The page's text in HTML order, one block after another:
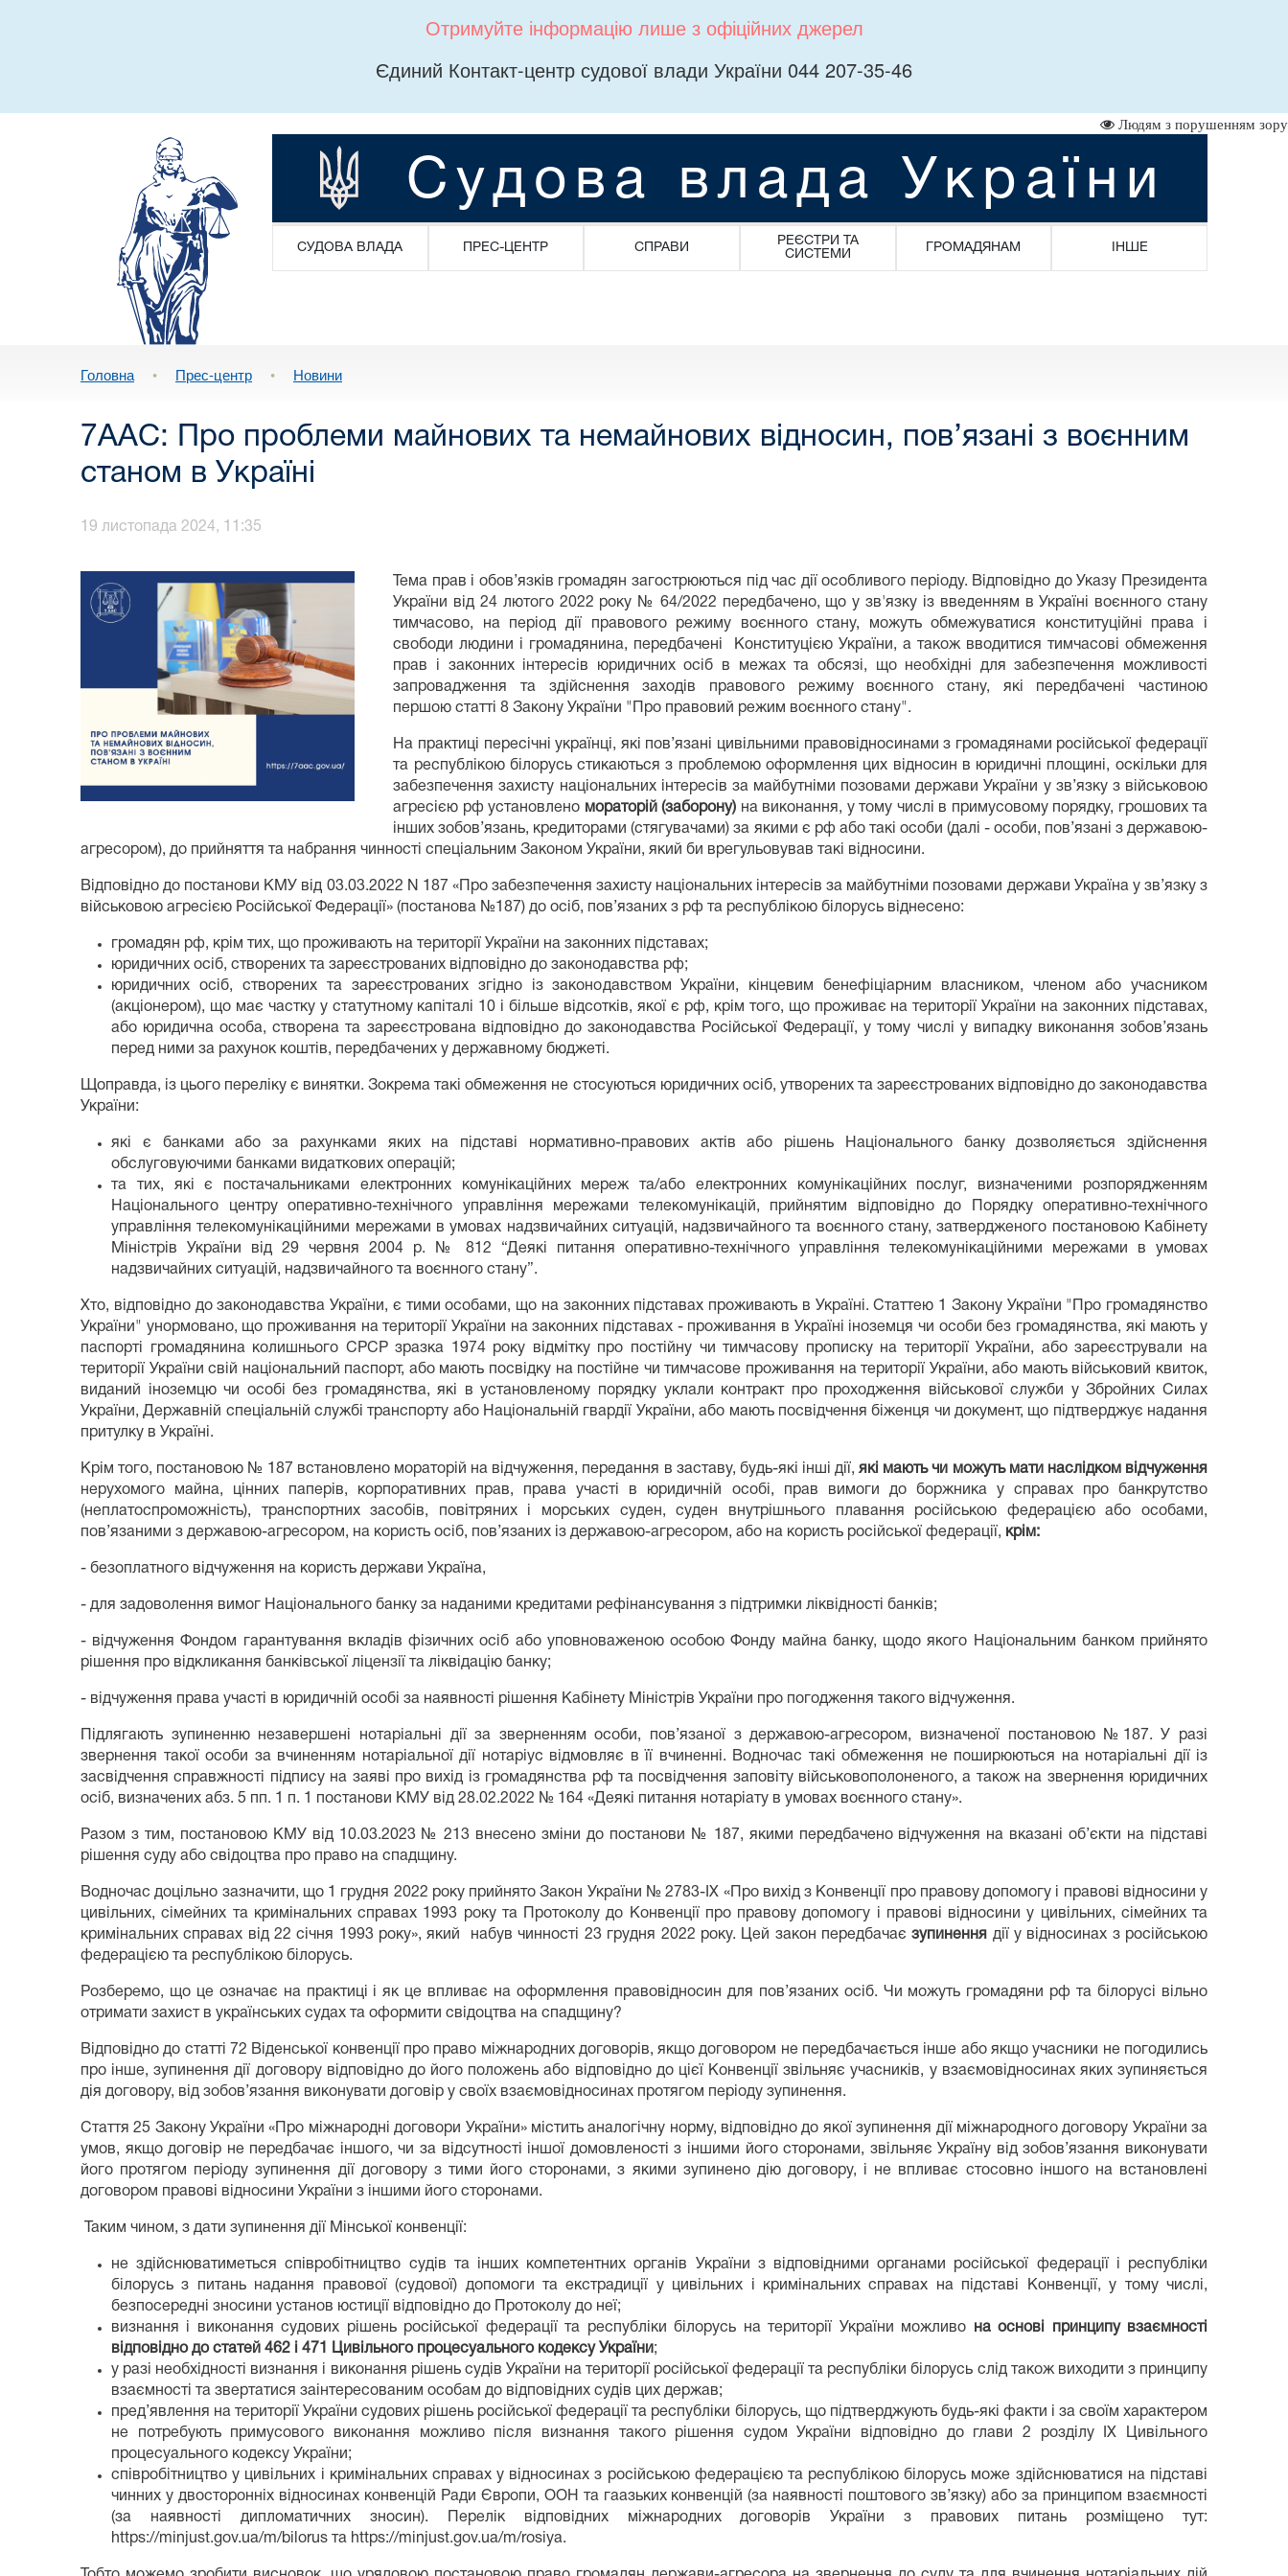
Отримуйте інформацію лише з офіційних джерел
Єдиний Контакт-центр судової влади України 044 207-35-46
Людям з порушенням зору
Судова влада України
СУДОВА ВЛАДА ПРЕС-ЦЕНТР СПРАВИ
РЕЄСТРИ ТА
СИСТЕМИ
ГРОМАДЯНАМ ІНШЕ
Головна • Прес-центр • Новини
7ААС: Про проблеми майнових та немайнових відносин, пов’язані з воєнним
станом в Україні
19 листопада 2024, 11:35
Тема прав і обов’язків громадян загострюються під час дії особливого періоду. Відповідно до Указу Президента
України від 24 лютого 2022 року № 64/2022 передбачено, що у зв'язку із введенням в Україні воєнного стану
тимчасово, на період дії правового режиму воєнного стану, можуть обмежуватися конституційні права і
свободи людини і громадянина, передбачені Конституцією України, а також вводитися тимчасові обмеження
прав і законних інтересів юридичних осіб в межах та обсязі, що необхідні для забезпечення можливості
запровадження та здійснення заходів правового режиму воєнного стану, які передбачені частиною
першою статті 8 Закону України "Про правовий режим воєнного стану".
На практиці пересічні українці, які пов’язані цивільними правовідносинами з громадянами російської федерації
та республікою білорусь стикаються з проблемою оформлення цих відносин в юридичні площині, оскільки для
забезпечення захисту національних інтересів за майбутніми позовами держави України у зв’язку з військовою
агресією рф установлено мораторій (заборону) на виконання, у тому числі в примусовому порядку, грошових та
інших зобов’язань, кредиторами (стягувачами) за якими є рф або такі особи (далі - особи, пов’язані з державою-
агресором), до прийняття та набрання чинності спеціальним Законом України, який би врегульовував такі відносини.
Відповідно до постанови КМУ від 03.03.2022 N 187 «Про забезпечення захисту національних інтересів за майбутніми позовами держави Україна у зв’язку з
військовою агресією Російської Федерації» (постанова №187) до осіб, пов’язаних з рф та республікою білорусь віднесено:
громадян рф, крім тих, що проживають на території України на законних підставах;
юридичних осіб, створених та зареєстрованих відповідно до законодавства рф;
юридичних осіб, створених та зареєстрованих згідно із законодавством України, кінцевим бенефіціарним власником, членом або учасником
(акціонером), що має частку у статутному капіталі 10 і більше відсотків, якої є рф, крім того, що проживає на території України на законних підставах,
або юридична особа, створена та зареєстрована відповідно до законодавства Російської Федерації, у тому числі у випадку виконання зобов’язань
перед ними за рахунок коштів, передбачених у державному бюджеті.
Щоправда, із цього переліку є винятки. Зокрема такі обмеження не стосуються юридичних осіб, утворених та зареєстрованих відповідно до законодавства
України:
які є банками або за рахунками яких на підставі нормативно-правових актів або рішень Національного банку дозволяється здійснення
обслуговуючими банками видаткових операцій;
та тих, які є постачальниками електронних комунікаційних мереж та/або електронних комунікаційних послуг, визначеними розпорядженням
Національного центру оперативно-технічного управління мережами телекомунікацій, прийнятим відповідно до Порядку оперативно-технічного
управління телекомунікаційними мережами в умовах надзвичайних ситуацій, надзвичайного та воєнного стану, затвердженого постановою Кабінету
Міністрів України від 29 червня 2004 р. № 812 “Деякі питання оперативно-технічного управління телекомунікаційними мережами в умовах
надзвичайних ситуацій, надзвичайного та воєнного стану”.
Хто, відповідно до законодавства України, є тими особами, що на законних підставах проживають в Україні. Статтею 1 Закону України "Про громадянство
України" унормовано, що проживання на території України на законних підставах - проживання в Україні іноземця чи особи без громадянства, які мають у
паспорті громадянина колишнього СРСР зразка 1974 року відмітку про постійну чи тимчасову прописку на території України, або зареєстрували на
території України свій національний паспорт, або мають посвідку на постійне чи тимчасове проживання на території України, або мають військовий квиток,
виданий іноземцю чи особі без громадянства, які в установленому порядку уклали контракт про проходження військової служби у Збройних Силах
України, Державній спеціальній службі транспорту або Національній гвардії України, або мають посвідчення біженця чи документ, що підтверджує надання
притулку в Україні.
Крім того, постановою № 187 встановлено мораторій на відчуження, передання в заставу, будь-які інші дії,які мають чи можуть мати наслідком відчуження
нерухомого майна, цінних паперів, корпоративних прав, права участі в юридичній особі, прав вимоги до боржника у справах про банкрутство
(неплатоспроможність), транспортних засобів, повітряних і морських суден, суден внутрішнього плавання російською федерацією або особами,
пов’язаними з державою-агресором, на користь осіб, пов’язаних із державою-агресором, або на користь російської федерації, крім:
- безоплатного відчуження на користь держави Україна,
- для задоволення вимог Національного банку за наданими кредитами рефінансування з підтримки ліквідності банків;
- відчуження Фондом гарантування вкладів фізичних осіб або уповноваженою особою Фонду майна банку, щодо якого Національним банком прийнято
рішення про відкликання банківської ліцензії та ліквідацію банку;
- відчуження права участі в юридичній особі за наявності рішення Кабінету Міністрів України про погодження такого відчуження.
Підлягають зупиненню незавершені нотаріальні дії за зверненням особи, пов’язаної з державою-агресором, визначеної постановою №187. У разі
звернення такої особи за вчиненням нотаріальної дії нотаріус відмовляє в її вчиненні. Водночас такі обмеження не поширюються на нотаріальні дії із
засвідчення справжності підпису на заяві про вихід із громадянства рф та посвідчення заповіту військовополоненого, а також на звернення юридичних
осіб, визначених абз. 5 пп. 1 п. 1 постанови КМУ від 28.02.2022 № 164 «Деякі питання нотаріату в умовах воєнного стану».
Разом з тим, постановою КМУ від 10.03.2023 № 213 внесено зміни до постанови № 187, якими передбачено відчуження на вказані об’єкти на підставі
рішення суду або свідоцтва про право на спадщину.
Водночас доцільно зазначити, що 1 грудня 2022 року прийнято Закон України № 2783-IX «Про вихід з Конвенції про правову допомогу і правові відносини у
цивільних, сімейних та кримінальних справах 1993 року та Протоколу до Конвенції про правову допомогу і правові відносини у цивільних, сімейних та
кримінальних справах від 22 січня 1993 року», який набув чинності 23 грудня 2022 року. Цей закон передбачаєзупинення дії у відносинах з російською
федерацією та республікою білорусь.
Розберемо, що це означає на практиці і як це впливає на оформлення правовідносин для пов’язаних осіб. Чи можуть громадяни рф та білорусі вільно
отримати захист в українських судах та оформити свідоцтва на спадщину?
Відповідно до статті 72 Віденської конвенції про право міжнародних договорів, якщо договором не передбачається інше або якщо учасники не погодились
про інше, зупинення дії договору відповідно до його положень або відповідно до цієї Конвенції звільняє учасників, у взаємовідносинах яких зупиняється
дія договору, від зобов’язання виконувати договір у своїх взаємовідносинах протягом періоду зупинення.
Стаття 25 Закону України «Про міжнародні договори України» містить аналогічну норму, відповідно до якої зупинення дії міжнародного договору України за
умов, якщо договір не передбачає іншого, чи за відсутності іншої домовленості з іншими його сторонами, звільняє Україну від зобов’язання виконувати
його протягом періоду зупинення дії договору з тими його сторонами, з якими зупинено дію договору, і не впливає стосовно іншого на встановлені
договором правові відносини України з іншими його сторонами.
Таким чином, з дати зупинення дії Мінської конвенції:
не здійснюватиметься співробітництво судів та інших компетентних органів України з відповідними органами російської федерації і республіки
білорусь з питань надання правової (судової) допомоги та екстрадиції у цивільних і кримінальних справах на підставі Конвенції, у тому числі,
безпосередні зносини установ юстиції відповідно до Протоколу до неї;
визнання і виконання судових рішень російської федерації та республіки білорусь на території України можливо
на основі принципу взаємності
відповідно до статей 462 і 471 Цивільного процесуального кодексу України ;
у разі необхідності визнання і виконання рішень судів України на території російської федерації та республіки білорусь слід також виходити з принципу
взаємності та звертатися заінтересованим особам до відповідних судів цих держав;
пред’явлення на території України судових рішень російської федерації та республіки білорусь, що підтверджують будь-які факти і за своїм характером
не потребують примусового виконання можливо після визнання такого рішення судом України відповідно до глави 2 розділу ІХ Цивільного
процесуального кодексу України;
співробітництво у цивільних і кримінальних справах у відносинах з російською федерацією та республікою білорусь може здійснюватися на підставі
чинних у двосторонніх відносинах конвенцій Ради Європи, ООН та гаазьких конвенцій (за наявності поштового зв’язку) або за принципом взаємності
(за наявності дипломатичних зносин). Перелік відповідних міжнародних договорів України з правових питань розміщено тут:
https://minjust.gov.ua/m/bilorus та https://minjust.gov.ua/m/rosiya.